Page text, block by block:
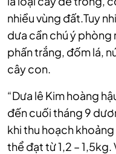
nhiều vùng đất.Tuy
dưa cần chú ý
phấn trắng, đốm lá,
cây con.
“Dưa lê Kim hoàng
đến cuối tháng 9
khi thu hoạch
thể đạt từ 1,2 –